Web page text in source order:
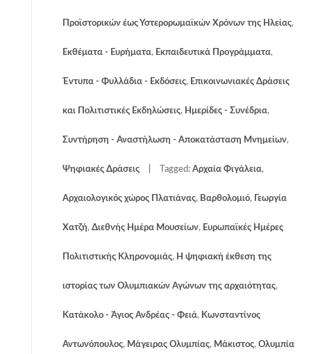
Προϊστορικών έως Υστερορωμαϊκών Χρόνων της Ηλείας,
Εκθέματα - Ευρήματα, Εκπαιδευτικά Προγράμματα,
Έντυπα - Φυλλάδια - Εκδόσεις, Επικοινωνιακές Δράσεις
και Πολιτιστικές Εκδηλώσεις, Ημερίδες - Συνέδρια,
Συντήρηση - Αναστήλωση - Αποκατάσταση Μνημείων,
Ψηφιακές Δράσεις Tagged: Αρχαία Φιγάλεια,
Αρχαιολογικός χώρος Πλατιάνας, Βαρθολομιό, Γεωργία
Χατζή, Διεθνής Ημέρα Μουσείων, Ευρωπαϊκές Ημέρες
Πολιτιστικής Κληρονομιάς, Η ψηφιακή έκθεση της
ιστορίας των Ολυμπιακών Αγώνων της αρχαιότητας,
Κατάκολο - Άγιος Ανδρέας - Φειά, Κωνσταντίνος
Αντωνόπουλος, Μάγειρας Ολυμπίας, Μάκιστος, Ολυμπία